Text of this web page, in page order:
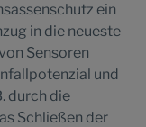
ein
in die neueste
Sensoren
und
durch die
Schließen der